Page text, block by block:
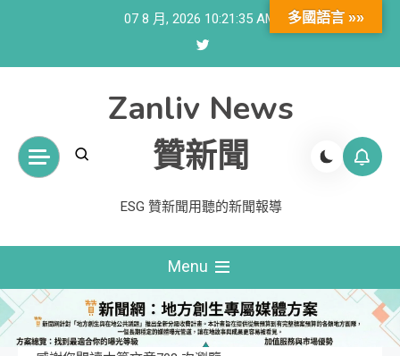
07 8 月, 2026 10:21:36 AM
Zanliv News
贊新聞
ESG 贊新聞用聽的新聞報導
Menu
多國語言 »»